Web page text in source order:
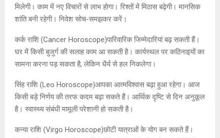
मिलेगी। काम में नए विचारों से लाभ होगा। रिश्तों में मिठास बढ़ेगी। मानसिक
शांति बनी रहेगी। निवेश सोच-समझकर करें।
कर्क राशि (Cancer Horoscope)पारिवारिक जिम्मेदारियां बढ़ सकती हैं।
घर में किसी बुजुर्ग की सलाह काम आ सकती है। कार्यस्थल पर कठिनाइयों का
सामना करना पड़ सकता है, लेकिन धैर्य से हल निकलेगा।
सिंह राशि (Leo Horoscope)आपका आत्मविश्वास बढ़ा हुआ रहेगा। आज
किसी बड़े निर्णय की तरफ कदम बढ़ा सकते हैं। आर्थिक दृष्टि से दिन अनुकूल
है। स्वास्थ्य संबंधी मामूली परेशानी हो सकती है।
कन्या राशि (Virgo Horoscope)छोटी यात्राओं के योग बन सकते हैं।